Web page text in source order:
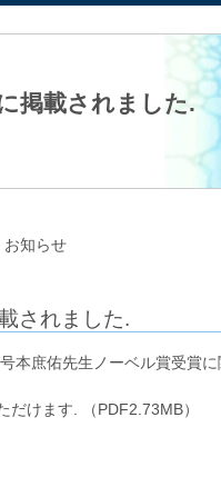
掲載されました.
お知らせ
されました.
本庶佑先生ノーベル賞受賞
だけます. （PDF2.73MB）
学会